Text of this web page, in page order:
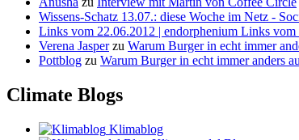
Wissens-Schatz 13.07.: diese Woche im Netz -
Links vom 22.06.2012 | endorphenium Links
Verena Jasperzu Warum Burger in echt immer
Pottblog zu Warum Burger in echt immer anders
Climate Blogs
Klimablog